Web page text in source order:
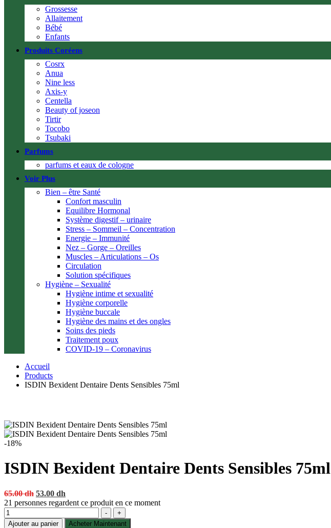
Grossesse
Allaitement
Bébé
Enfants
Produits Coréens
Cosrx
Anua
Nine less
Axis-y
Centella
Beauty of joseon
Tirtir
Tocobo
Tsubaki
Parfums
parfums et eaux de cologne
Voir Plus
Bien – être Santé
Confort masculin
Equilibre Hormonal
Système digestif – urinaire
Stress – Sommeil – Concentration
Energie – Immunité
Nez – Gorge – Oreilles
Muscles – Articulations – Os
Circulation
Solution spécifiques
Hygiène – Sexualité
Hygiène intime et sexualité
Hygiène corporelle
Hygiène buccale
Hygiène des mains et des ongles
Soins des pieds
Traitement poux
COVID-19 – Coronavirus
Accueil
Products
ISDIN Bexident Dentaire Dents Sensibles 75ml
-18%
ISDIN Bexident Dentaire Dents Sensibles 75ml
65.00dh Original
price
65.00 dh.
53.00 dh
price
53.00 dh.
21 personnes regardent ce produit en ce moment
Quantité
-
+
Ajouter au panier
Acheter Maintenant